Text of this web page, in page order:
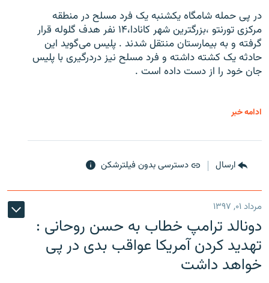
در پی حمله شامگاه یکشنبه یک فرد مسلح در منطقه
مرکزی تورنتو ،‌بزرگترین شهر کانادا،۱۴ نفر هدف گلوله قرار
گرفته و به بیمارستان منتقل شدند . پلیس می‌گوید این
حادثه یک کشته داشته و فرد مسلح نیز دردرگیری با پلیس
جان خود را از دست داده است .
ادامه خبر
ارسال دسترسی بدون فیلترشکن
مرداد ۰۱, ۱۳۹۷
دونالد ترامپ خطاب به حسن روحانی :
تهدید کردن آمریکا عواقب بدی در پی
خواهد داشت